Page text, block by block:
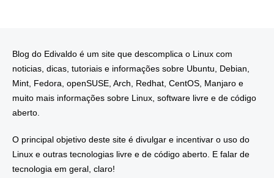
Blog do Edivaldo é um site que descomplica o Linux com
noticias, dicas, tutoriais e informações sobre Ubuntu, Debian,
Mint, Fedora, openSUSE, Arch, Redhat, CentOS, Manjaro e
muito mais informações sobre Linux, software livre e de código
aberto.
O principal objetivo deste site é divulgar e incentivar o uso do
Linux e outras tecnologias livre e de código aberto. E falar de
tecnologia em geral, claro!